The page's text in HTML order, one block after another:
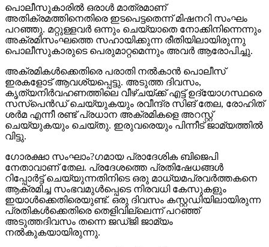
പൊലീസുകാരില്‍ ഒരാള്‍ മാത്രമാണ്
അതിക്രമത്തിനെതിരെ ഇടപെട്ടതെന്ന് മിഷനറി സംഘം
പറഞ്ഞു. മറ്റുള്ളവര്‍ ഒന്നും ചെയ്യാതെ നോക്കിനിന്നെന്നും
അക്രമിസംഘത്തെ സഹായിക്കുന്ന രീതിയിലായിരുന്നു
പൊലീസുകാരുടെ പെരുമാറ്റമെന്നും അവര്‍ ആരോപിച്ചു.
അക്രമികള്‍ക്കെതിരെ പരാതി നല്‍കാന്‍ പൊലീസ്
ഇരകളോട് ആവശ്യപ്പെട്ടു. അടുത്ത ദിവസം,
കൃത്യനിര്‍വഹണത്തിലെ വീഴ്ചയ്ക്ക് എട്ട് ഉദ്യോഗസ്ഥരെ
സസ്‌പെന്‍ഡ് ചെയ്യുകയും രവീന്ദ്ര സിങ് തേല, രോഹിത്
ശര്‍മ എന്നീ രണ്ട് പ്രധാന അക്രമികളെ അറസ്റ്റ്
ചെയ്യുകയും ചെയ്തു. ഇരുവരെയും പിന്നീട് ജാമ്യത്തില്‍
വിട്ടു.
ഗോരക്ഷാ സംഘാം?ഗമായ പ്രാദേശിക ബിജെപി
നേതാവാണ് തേല. പ്രദേശത്തെ പ്രതിഷേധങ്ങള്‍
റിപ്പോര്‍ട്ട് ചെയ്യുന്നതിനിടെ ഒരു മാധ്യമപ്രവര്‍ത്തകനെ
ആക്രമിച്ച സംഭവമുള്‍പ്പെടെ നിരവധി കേസുകളും
ഇയാള്‍ക്കെതിരെയുണ്ട്. ഒരു ദിവസം കസ്റ്റഡിയിലായിരുന്ന
പ്രതികള്‍ക്കെതിരെ തെളിവില്ലെന്ന് പറഞ്ഞ്
അടുത്തദിവസം തന്നെ ജഡ്ജി ജാമ്യം
നല്‍കുകയായിരുന്നു.